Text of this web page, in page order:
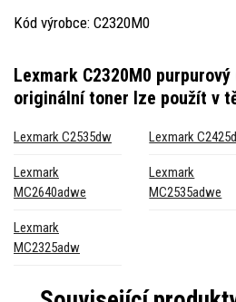
Kód výrobce: C2320M0
Lexmark C2320M0
originální toner lze použít v
Lexmark C2535dw Lexmark
Lexmark
MC2640adwe
Lexmark
MC2535adwe
Lexmark
MC2325adw